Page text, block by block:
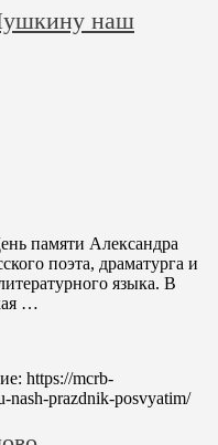
наш
памяти Александра
поэта, драматурга и
языка. В
…
https://mcrb-
nash-prazdnik-posvyatim/